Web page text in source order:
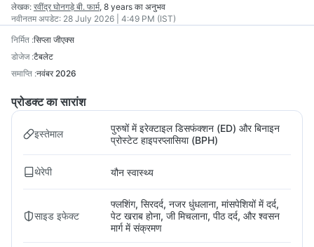
लेखक: रवींद्र घोनगड़े बी. फार्म, 8 years का अनुभव
नवीनतम अपडेट: 28 July 2026 | 4:49 PM (IST)
निर्मित :सिप्ला जीएक्स
डोजेज :टैबलेट
समाप्ति :नवंबर 2026
प्रोडक्ट का सारांश
इस्तेमाल
पुरुषों में इरेक्टाइल डिसफंक्शन (ED) और बिनाइन
प्रोस्टेट हाइपरप्लासिया (BPH)
थेरेपी यौन स्वास्थ्य
साइड इफेक्ट
फ्लशिंग, सिरदर्द, नजर धुंधलाना, मांसपेशियों में दर्द,
पेट खराब होना, जी मिचलाना, पीठ दर्द, और श्वसन
मार्ग में संक्रमण